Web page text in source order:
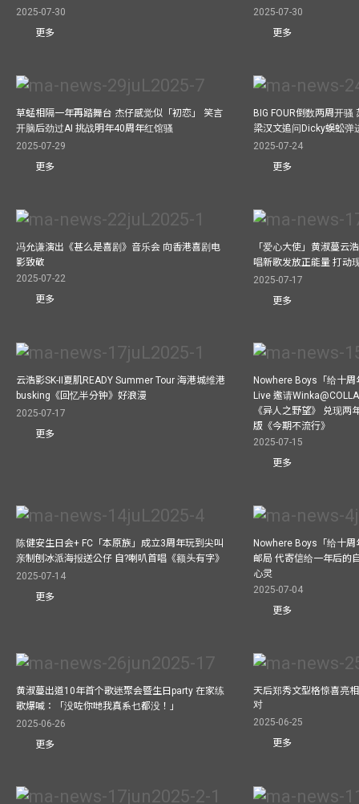
2025-07-30
更多
2025-07-30
更多
草蜢相隔一年再踏舞台 杰仔感觉似「初恋」 笑言
开脑后劲过AI 挑战明年40周年红馆骚
2025-07-29
更多
BIG FOUR倒数两周开
梁汉文追问Dicky蜈蚣弹
2025-07-24
更多
冯允谦演出《甚么是喜剧》音乐会 向香港喜剧电
影致敬
2025-07-22
更多
「爱心大使」黄淑蔓云
唱新歌发放正能量 打动
2025-07-17
更多
云浩影SK-II夏肌READY Summer Tour 海港城维港
busking《回忆半分钟》好浪漫
2025-07-17
更多
Nowhere Boys「给十
Live 邀请
《异人之野望》 兑现两
版《今期不流行》
2025-07-15
更多
陈健安生日会+ FC「本原族」成立3周年玩到尖叫
亲制刨冰派海报送公仔 自?喇叭首唱《额头有字》
2025-07-14
更多
Nowhere Boys「给十
邮局 代寄信给一年后的
心灵
2025-07-04
更多
黄淑蔓出道10年首个歌迷聚会暨生日party 在家练
歌爆喊：「没咗你哋我真系乜都没！」
2025-06-26
更多
天后郑秀文型格惊喜亮
对
2025-06-25
更多